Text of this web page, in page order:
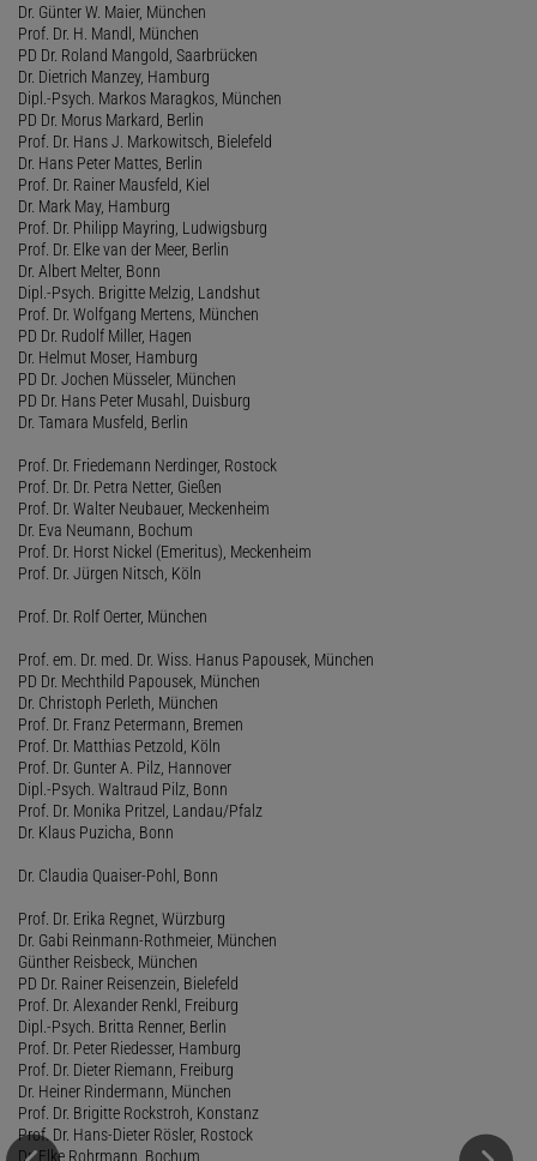
Dr. Günter W. Maier, München
Prof. Dr. H. Mandl, München
PD Dr. Roland Mangold, Saarbrücken
Dr. Dietrich Manzey, Hamburg
Dipl.-Psych. Markos Maragkos, München
PD Dr. Morus Markard, Berlin
Prof. Dr. Hans J. Markowitsch, Bielefeld
Dr. Hans Peter Mattes, Berlin
Prof. Dr. Rainer Mausfeld, Kiel
Dr. Mark May, Hamburg
Prof. Dr. Philipp Mayring, Ludwigsburg
Prof. Dr. Elke van der Meer, Berlin
Dr. Albert Melter, Bonn
Dipl.-Psych. Brigitte Melzig, Landshut
Prof. Dr. Wolfgang Mertens, München
PD Dr. Rudolf Miller, Hagen
Dr. Helmut Moser, Hamburg
PD Dr. Jochen Müsseler, München
PD Dr. Hans Peter Musahl, Duisburg
Dr. Tamara Musfeld, Berlin
Prof. Dr. Friedemann Nerdinger, Rostock
Prof. Dr. Dr. Petra Netter, Gießen
Prof. Dr. Walter Neubauer, Meckenheim
Dr. Eva Neumann, Bochum
Prof. Dr. Horst Nickel (Emeritus), Meckenheim
Prof. Dr. Jürgen Nitsch, Köln
Prof. Dr. Rolf Oerter, München
Prof. em. Dr. med. Dr. Wiss. Hanus Papousek, München
PD Dr. Mechthild Papousek, München
Dr. Christoph Perleth, München
Prof. Dr. Franz Petermann, Bremen
Prof. Dr. Matthias Petzold, Köln
Prof. Dr. Gunter A. Pilz, Hannover
Dipl.-Psych. Waltraud Pilz, Bonn
Prof. Dr. Monika Pritzel, Landau/Pfalz
Dr. Klaus Puzicha, Bonn
Dr. Claudia Quaiser-Pohl, Bonn
Prof. Dr. Erika Regnet, Würzburg
Dr. Gabi Reinmann-Rothmeier, München
Günther Reisbeck, München
PD Dr. Rainer Reisenzein, Bielefeld
Prof. Dr. Alexander Renkl, Freiburg
Dipl.-Psych. Britta Renner, Berlin
Prof. Dr. Peter Riedesser, Hamburg
Prof. Dr. Dieter Riemann, Freiburg
Dr. Heiner Rindermann, München
Prof. Dr. Brigitte Rockstroh, Konstanz
Prof. Dr. Hans-Dieter Rösler, Rostock
Dr. Elke Rohrmann, Bochum